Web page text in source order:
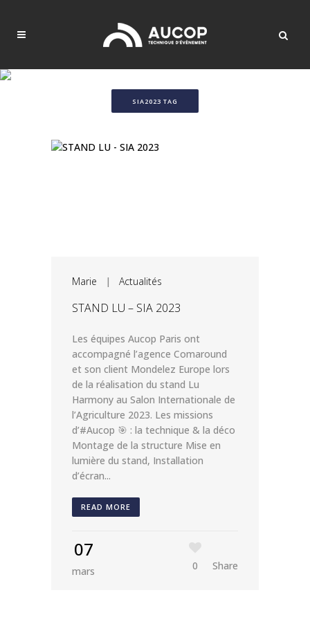
SIA2023 TAG
Marie | Actualités
STAND LU – SIA 2023
Les équipes Aucop Paris ont
accompagné l’agence Comaround
et son client Mondelez Europe lors
de la réalisation du stand Lu
Harmony au Salon Internationale de
l’Agriculture 2023. Les missions
d’#Aucop 🎯 : la technique & la déco
Montage de la structure Mise en
lumière du stand, Installation
d’écran...
READ MORE
07
mars 0 Share